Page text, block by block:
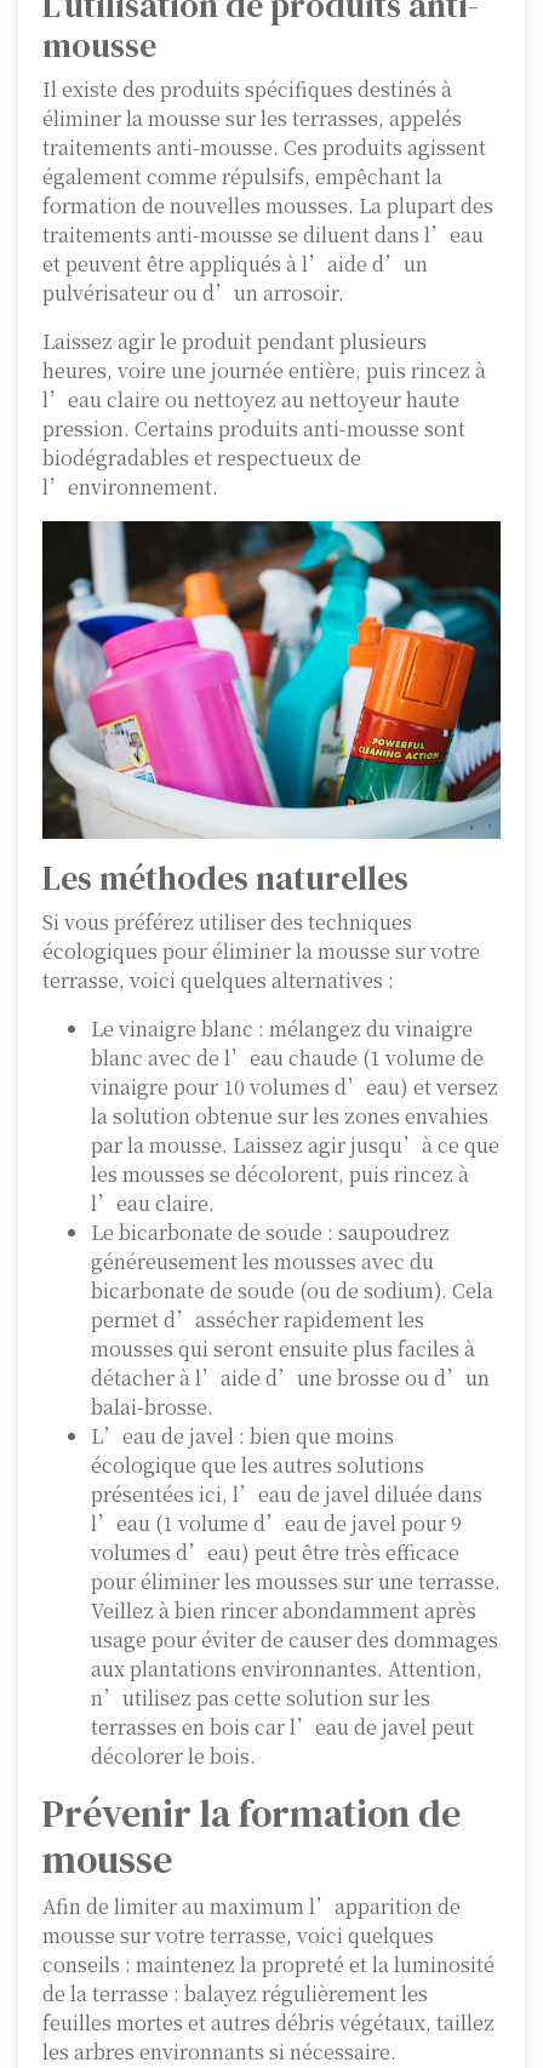
mousse
Il existe des produits spécifiques destinés à
éliminer la mousse sur les terrasses, appelés
traitements anti-mousse. Ces produits agissent
également comme répulsifs, empêchant la
formation de nouvelles mousses. La plupart des
traitements anti-mousse se diluent dans l’eau
et peuvent être appliqués à l’aide d’un
pulvérisateur ou d’un arrosoir.
Laissez agir le produit pendant plusieurs
heures, voire une journée entière, puis rincez à
l’eau claire ou nettoyez au nettoyeur haute
pression. Certains produits anti-mousse sont
biodégradables et respectueux de
l’environnement.
Les méthodes naturelles
Si vous préférez utiliser des techniques
écologiques pour éliminer la mousse sur votre
terrasse, voici quelques alternatives :
Le vinaigre blanc : mélangez du vinaigre
blanc avec de l’eau chaude (1 volume de
vinaigre pour 10 volumes d’eau) et versez
la solution obtenue sur les zones envahies
par la mousse. Laissez agir jusqu’à ce que
les mousses se décolorent, puis rincez à
l’eau claire.
Le bicarbonate de soude : saupoudrez
généreusement les mousses avec du
bicarbonate de soude (ou de sodium). Cela
permet d’assécher rapidement les
mousses qui seront ensuite plus faciles à
détacher à l’aide d’une brosse ou d’un
balai-brosse.
L’eau de javel : bien que moins
écologique que les autres solutions
présentées ici, l’eau de javel diluée dans
l’eau (1 volume d’eau de javel pour 9
volumes d’eau) peut être très efficace
pour éliminer les mousses sur une terrasse.
Veillez à bien rincer abondamment après
usage pour éviter de causer des dommages
aux plantations environnantes. Attention,
n’utilisez pas cette solution sur les
terrasses en bois car l’eau de javel peut
décolorer le bois.
Prévenir la formation de
mousse
Afin de limiter au maximum l’apparition de
mousse sur votre terrasse, voici quelques
conseils : maintenez la propreté et la luminosité
de la terrasse : balayez régulièrement les
feuilles mortes et autres débris végétaux, taillez
les arbres environnants si nécessaire.